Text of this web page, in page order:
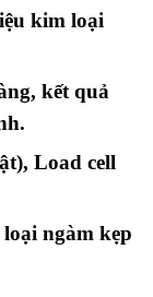
kim loại
kết quả
Load cell
ngàm kẹp